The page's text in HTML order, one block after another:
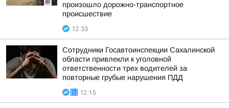
произошло дорожно-транспортное
происшествие
12:33
Сотрудники Госавтоинспекции Сахалинской
области привлекли к уголовной
ответственности трех водителей за
повторные грубые нарушения ПДД
12:15